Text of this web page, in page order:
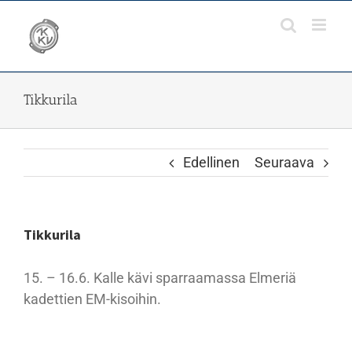
content
Tikkurila
Edellinen Seuraava
Tikkurila
15. – 16.6. Kalle kävi sparraamassa Elmeriä
kadettien EM-kisoihin.